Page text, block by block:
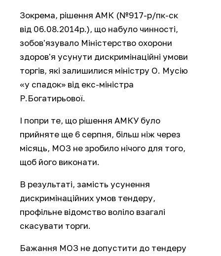
Зокрема, рішення АМК (№917-р/пк-ск
від 06.08.2014р.), що набуло чинності,
зобов'язувало Міністерство охорони
здоров'я усунути дискримінаційні умови
торгів, які залишилися міністру О. Мусію
«у спадок» від екс-міністра
Р.Богатирьової.
І попри те, що рішення АМКУ було
прийняте ще 6 серпня, більш ніж через
місяць, МОЗ не зробило нічого для того,
щоб його виконати.
В результаті, замість усунення
дискримінаційних умов тендеру,
профільне відомство воліло взагалі
скасувати торги.
Бажання МОЗ не допустити до тендеру